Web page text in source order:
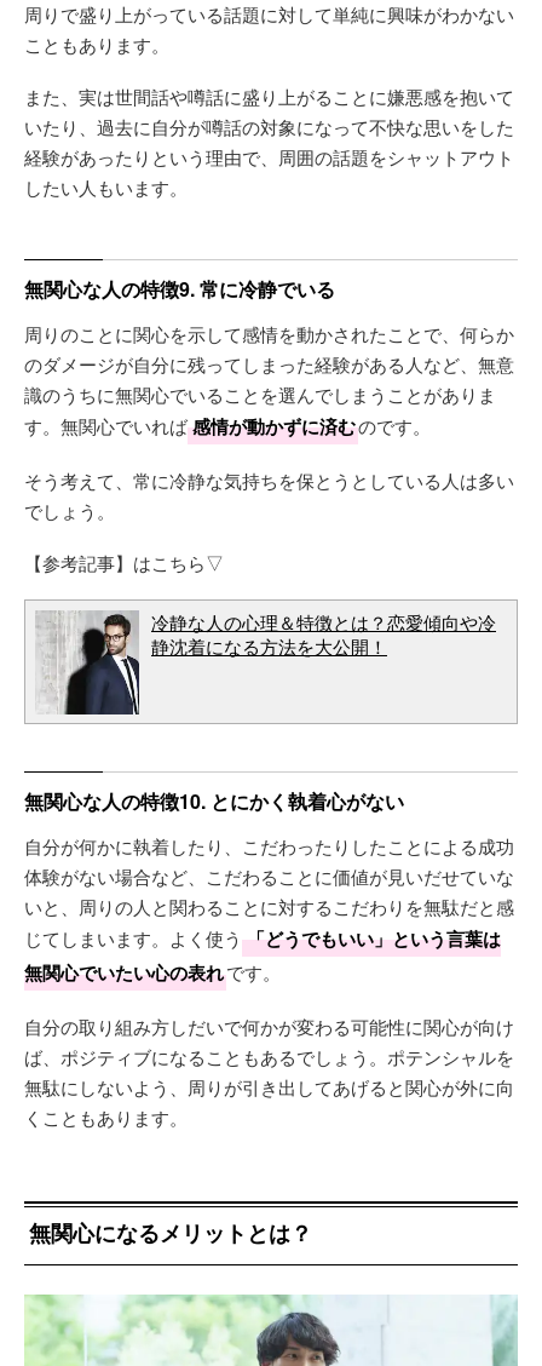
周りで盛り上がっている話題に対して単純に興味がわかない
こともあります。
また、実は世間話や噂話に盛り上がることに嫌悪感を抱いて
いたり、過去に自分が噂話の対象になって不快な思いをした
経験があったりという理由で、周囲の話題をシャットアウト
したい人もいます。
無関心な人の特徴9. 常に冷静でいる
周りのことに関心を示して感情を動かされたことで、何らか
のダメージが自分に残ってしまった経験がある人など、無意
識のうちに無関心でいることを選んでしまうことがありま
す。無関心でいれば感情が動かずに済むのです。
そう考えて、常に冷静な気持ちを保とうとしている人は多い
でしょう。
【参考記事】はこちら▽
冷静な人の心理＆特徴とは？恋愛傾向や冷
静沈着になる方法を大公開！
無関心な人の特徴10. とにかく執着心がない
自分が何かに執着したり、こだわったりしたことによる成功
体験がない場合など、こだわることに価値が見いだせていな
いと、周りの人と関わることに対するこだわりを無駄だと感
じてしまいます。よく使う 「どうでもいい」という言葉は
無関心でいたい心の表れです。
自分の取り組み方しだいで何かが変わる可能性に関心が向け
ば、ポジティブになることもあるでしょう。ポテンシャルを
無駄にしないよう、周りが引き出してあげると関心が外に向
くこともあります。
無関心になるメリットとは？